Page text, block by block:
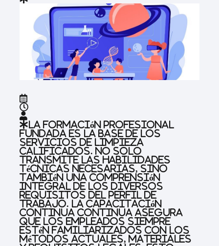
La formación profesional
fundada es la base de los
servicios de limpieza
calificados. No solo
transmite las habilidades
técnicas necesarias, sino
también una comprensión
integral de los diversos
requisitos del perfil de
trabajo. La capacitación
continua continua asegura
que los empleados siempre
estén familiarizados con los
métodos actuales, materiales